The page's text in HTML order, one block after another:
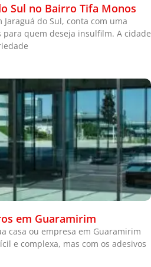
Sul no Bairro Tifa Monos
do Sul, conta com uma
quem deseja insulfilm. A cidade
em Guaramirim
casa ou empresa em Guaramirim
e complexa, mas com os adesivos